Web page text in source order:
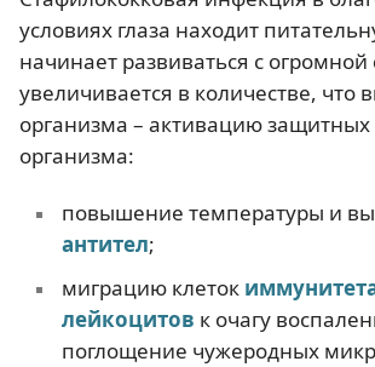
условиях глаза находит
начинает развиваться с огромной
увеличивается в количестве, что
организма – активацию защитных
организма:
повышение температуры и
антител;
миграцию клеток
лейкоцитов к очагу
поглощение чужеродных